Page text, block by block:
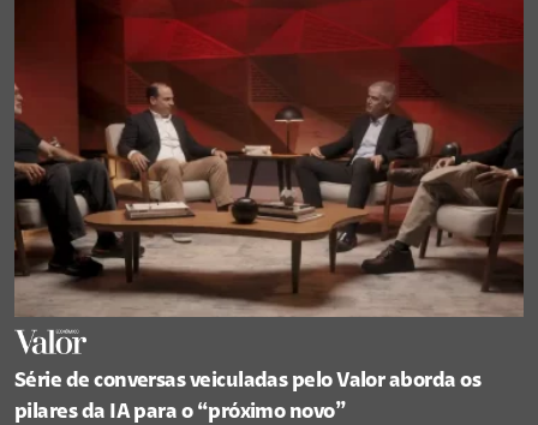
Série de conversas veiculadas pelo Valor aborda os
pilares da IA para o “próximo novo”